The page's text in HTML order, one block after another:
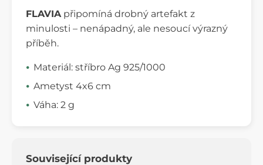
FLAVIA připomíná drobný artefakt z
minulosti – nenápadný, ale nesoucí výrazný
příběh.
Materiál: stříbro Ag 925/1000
Ametyst 4x6 cm
Váha: 2 g
Související produkty